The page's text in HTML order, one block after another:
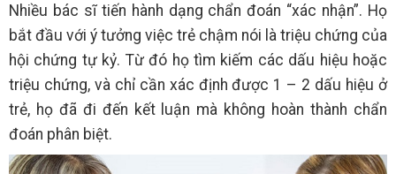
Nhiều bác sĩ tiến hành dạng chẩn đoán “xác nhận”. Họ
bắt đầu với ý tưởng việc trẻ chậm nói là triệu chứng của
hội chứng tự kỷ. Từ đó họ tìm kiếm các dấu hiệu hoặc
triệu chứng, và chỉ cần xác định được 1 – 2 dấu hiệu ở
trẻ, họ đã đi đến kết luận mà không hoàn thành chẩn
đoán phân biệt.